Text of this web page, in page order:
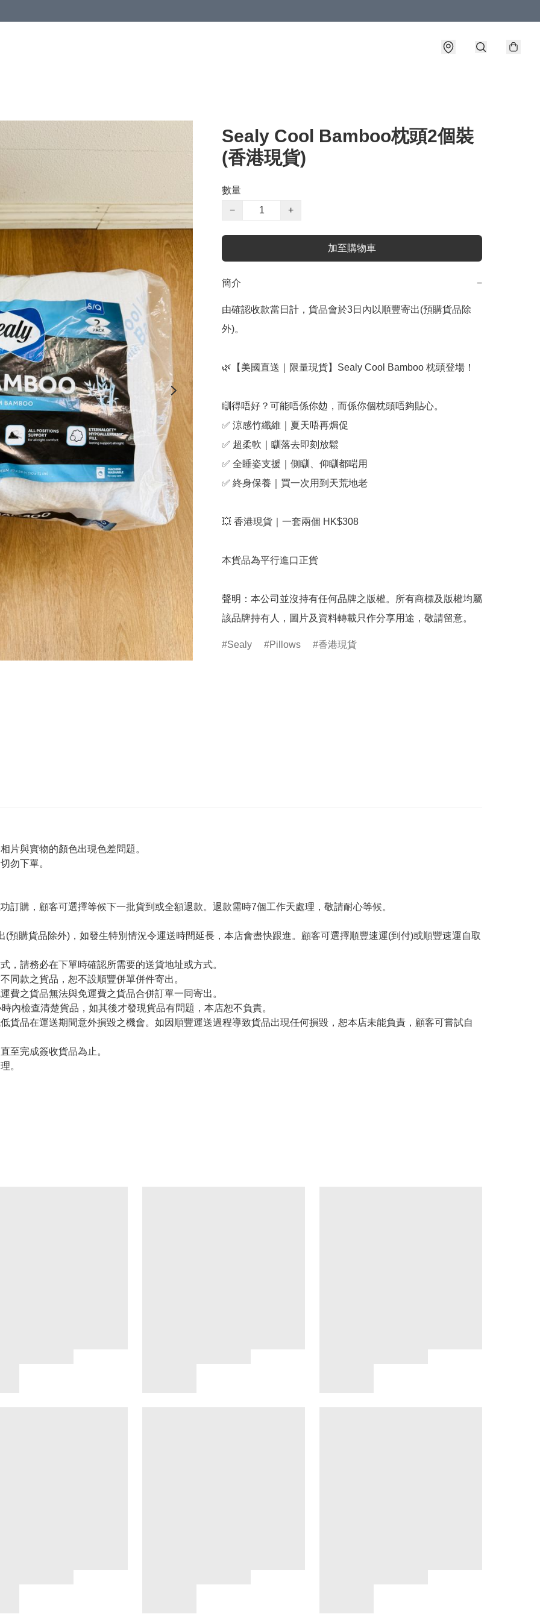
Sealy Cool Bamboo枕頭2個裝
(香港現貨)
數量
−
+
加至購物車
簡介 −
由確認收款當日計，貨品會於3日內以順豐寄出(預購貨品除
外)。
🌿【美國直送｜限量現貨】Sealy Cool Bamboo 枕頭登場！
瞓得唔好？可能唔係你攰，而係你個枕頭唔夠貼心。
✅ 涼感竹纖維｜夏天唔再焗促
✅ 超柔軟｜瞓落去即刻放鬆
✅ 全睡姿支援｜側瞓、仰瞓都啱用
✅ 終身保養｜買一次用到天荒地老
💥 香港現貨｜一套兩個 HK$308
本貨品為平行進口正貨
聲明：本公司並沒持有任何品牌之版權。所有商標及版權均屬
該品牌持有人，圖片及資料轉載只作分享用途，敬請留意。
Sealy Pillows 香港現貨
與實物的顏色出現色差問題。
勿下單。
購，顧客可選擇等候下一批貨到或全額退款。退款需時7個工作天處理，敬請耐心等候。
購貨品除外)，如發生特別情況令運送時間延長，本店會盡快跟進。顧客可選擇順豐速運(到付)或順豐速運自取
請務必在下單時確認所需要的送貨地址或方式。
款之貨品，恕不設順豐併單併件寄出。
之貨品無法與免運費之貨品合併訂單一同寄出。
檢查清楚貨品，如其後才發現貨品有問題，本店恕不負責。
品在運送期間意外損毀之機會。如因順豐運送過程導致貨品出現任何損毀，恕本店未能負責，顧客可嘗試自
完成簽收貨品為止。
。